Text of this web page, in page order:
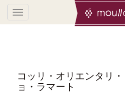
コッリ・オリエンタリ
ョ・ラマート